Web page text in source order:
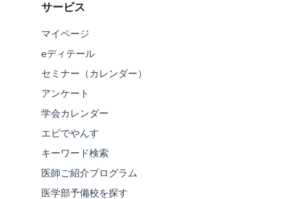
サービス
マイページ
eディテール
セミナー（カレンダー）
アンケート
学会カレンダー
エビでやんす
キーワード検索
医師ご紹介プログラム
医学部予備校を探す